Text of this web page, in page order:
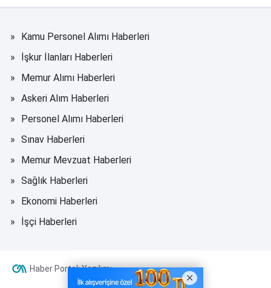
Kamu Personel Alımı Haberleri
İşkur İlanları Haberleri
Memur Alımı Haberleri
Askeri Alım Haberleri
Personel Alımı Haberleri
Sınav Haberleri
Memur Mevzuat Haberleri
Sağlık Haberleri
Ekonomi Haberleri
İşçi Haberleri
Haber Portalı Yazılımı